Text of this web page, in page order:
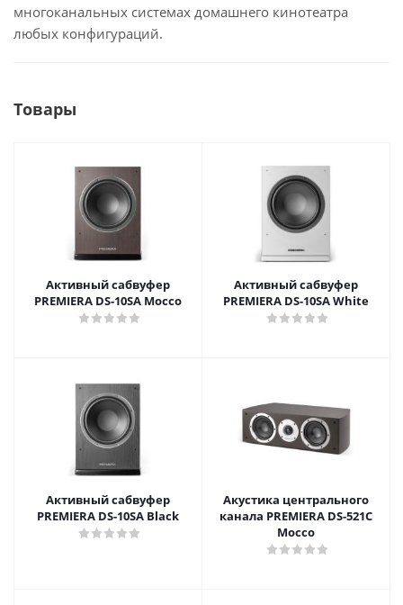
многоканальных системах домашнего кинотеатра
любых конфигураций.
Товары
Активный сабвуфер
PREMIERA DS-10SA Mocco
Активный сабвуфер
PREMIERA DS-10SA White
Активный сабвуфер
PREMIERA DS-10SA Black
Акустика центрального
канала PREMIERA DS-521C
Mocco